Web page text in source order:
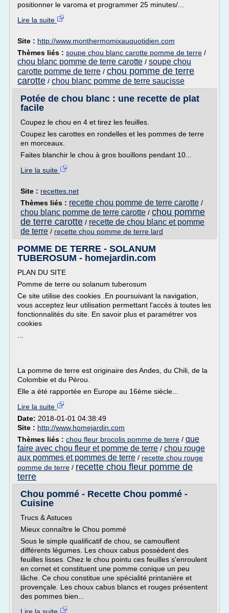
positionner le varoma et programmer 25 minutes/...
Lire la suite
Site : http://www.monthermomixauquotidien.com
Thèmes liés : soupe chou blanc carotte pomme de terre /
chou blanc pomme de terre carotte / soupe chou
carotte pomme de terre / chou pomme de terre
carotte / chou blanc pomme de terre saucisse
Potée de chou blanc : une recette de plat
facile
Coupez le chou en 4 et tirez les feuilles.
Coupez les carottes en rondelles et les pommes de terre
en morceaux.
Faites blanchir le chou à gros bouillons pendant 10...
Lire la suite
Site : recettes.net
Thèmes liés : recette chou pomme de terre carotte /
chou blanc pomme de terre carotte / chou pomme
de terre carotte / recette de chou blanc et pomme
de terre / recette chou pomme de terre lard
POMME DE TERRE - SOLANUM
TUBEROSUM - homejardin.com
PLAN DU SITE
Pomme de terre ou solanum tuberosum
Ce site utilise des cookies .En poursuivant la navigation,
vous acceptez leur utilisation permettant l'accès à toutes les
fonctionnalités du site. En savoir plus et paramétrer vos
cookies
La pomme de terre est originaire des Andes, du Chili, de la
Colombie et du Pérou.
Elle a été rapportée en Europe au 16ème siècle...
Lire la suite
Date: 2018-01-01 04:38:49
Site : http://www.homejardin.com
Thèmes liés : chou fleur brocolis pomme de terre / que
faire avec chou fleur et pomme de terre / chou rouge
aux pommes et pommes de terre / recette chou rouge
pomme de terre / recette chou fleur pomme de
terre
Chou pommé - Recette Chou pommé -
Cuisine
Trucs & Astuces
Mieux connaître le Chou pommé
Sous le simple qualificatif de chou, se camouflent
différents légumes. Les choux cabus possèdent des
feuilles lisses. Chez le chou pointu ces feuilles s'enroulent
en cornet et constituent une pomme conique un peu
lâche. Ce chou constitue une spécialité printanière et
provençale. Les choux cabus blancs et rouges présentent
des pommes bien...